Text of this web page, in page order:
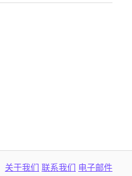
关于我们 联系我们 电子邮件